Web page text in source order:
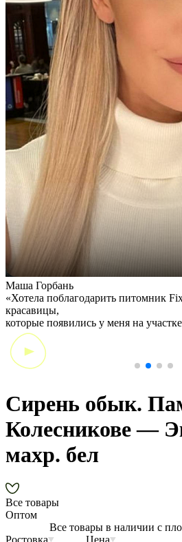
Маша Горбань
«Хотела поблагодарить питомник
красавицы,
которые появились у меня на
Сирень обык.
Колесникове —
махр. бел
Все товары
Оптом
Все товары в наличии с
Ростовка
Цена